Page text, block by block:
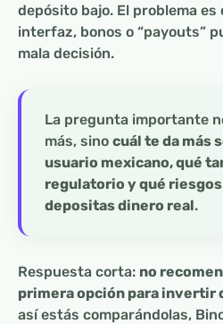
depósito bajo. El problema
interfaz, bonos o “payouts”
mala decisión.
La pregunta importante
más, sino cuál te da más
usuario mexicano, qué
regulatorio y qué
depositas dinero real.
Respuesta corta: no
primera opción para invertir
así estás comparándolas,